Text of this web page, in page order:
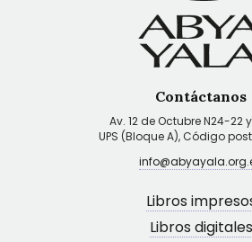
Contáctanos
Av. 12 de Octubre N24-22
UPS (Bloque A), Código
Libros
Libros digitales